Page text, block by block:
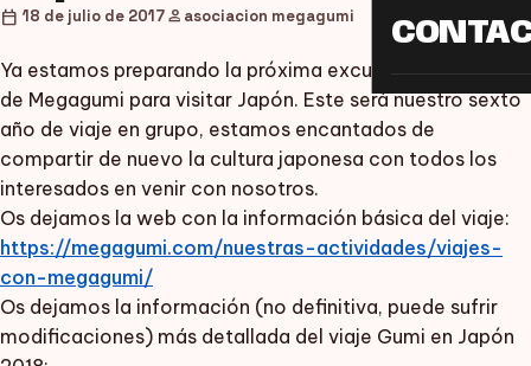
calendar_today 18 de julio de 2017person asociacion megagumi
Ya estamos preparando la próxima excursión organizada
de Megagumi para visitar Japón. Este será nuestro sexto
año de viaje en grupo, estamos encantados de
compartir de nuevo la cultura japonesa con todos los
interesados en venir con nosotros.
Os dejamos la web con la información básica del viaje:
https://megagumi.com/nuestras-actividades/viajes-
con-megagumi/
Os dejamos la información (no definitiva, puede sufrir
modificaciones) más detallada del viaje Gumi en Japón